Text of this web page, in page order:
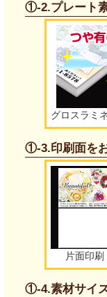
①-2.プレート
グロスラミ
①-3.印刷面を
片面印刷
①-4.素材サイ